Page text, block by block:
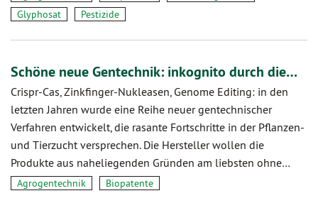
Glyphosat
Pestizide
Schöne neue Gentechnik: inkognito durch die…
Crispr-Cas, Zinkfinger-Nukleasen, Genome Editing: in den
letzten Jahren wurde eine Reihe neuer gentechnischer
Verfahren entwickelt, die rasante Fortschritte in der Pflanzen-
und Tierzucht versprechen. Die Hersteller wollen die
Produkte aus naheliegenden Gründen am liebsten ohne…
Agrogentechnik Biopatente